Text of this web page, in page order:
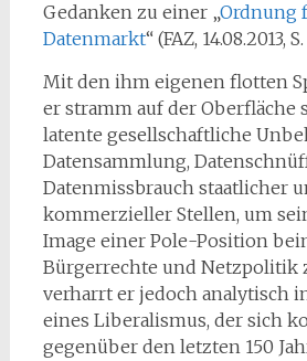
Gedanken zu einer „Ordnung
Datenmarkt“ (FAZ, 14.08.2013,
Mit den ihm eigenen flotten
er stramm auf der Oberfläche
latente gesellschaftliche
Datensammlung,
Datenmissbrauch staatlicher
kommerzieller Stellen, um
Image einer Pole-Position
Bürgerrechte und Netzpolitik
verharrt er jedoch analytisch
eines Liberalismus, der sich
gegenüber den letzten 150